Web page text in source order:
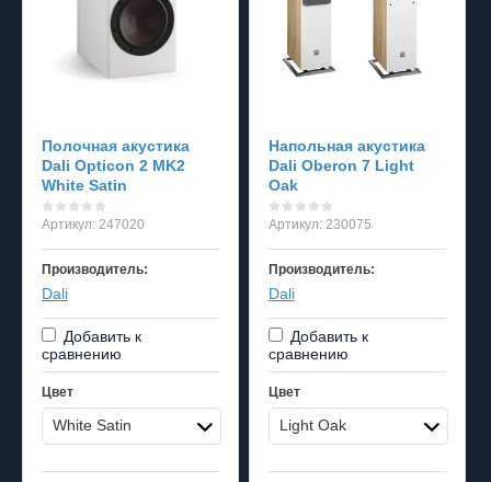
Полочная акустика
Dali Opticon 2 MK2
White Satin
Артикул: 247020
Производитель:
Dali
Добавить к
сравнению
Цвет
White Satin
Напольная акустика
Dali Oberon 7 Light
Oak
Артикул:230075
Производитель:
Dali
Добавить к
сравнению
Цвет
Light Oak